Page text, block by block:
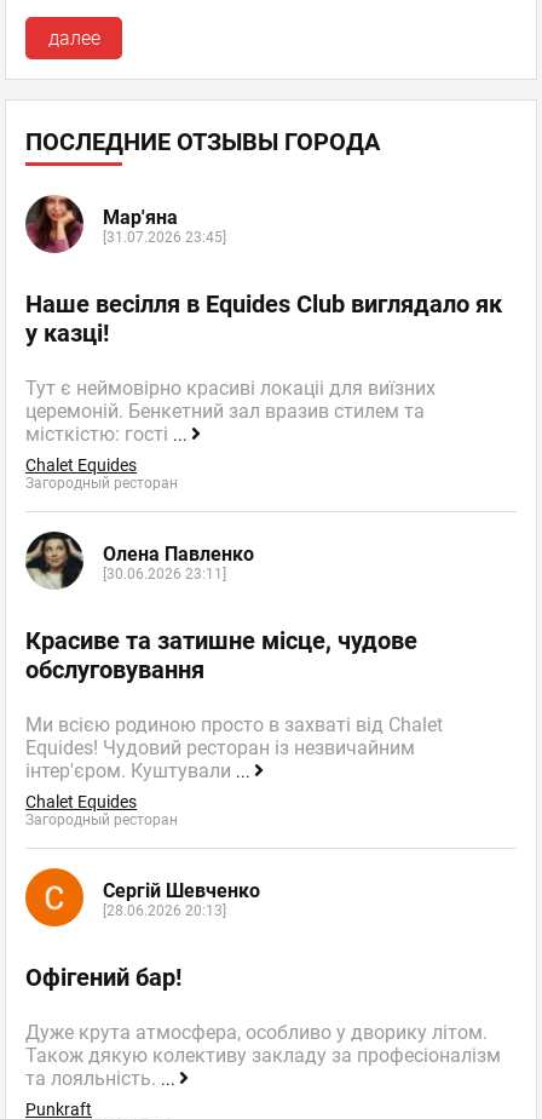
далее
ПОСЛЕДНИЕ ОТЗЫВЫ ГОРОДА
Мар'яна
[31.07.2026 23:45]
Наше весілля в Equides Club виглядало як
у казці!
Тут є неймовірно красиві локаціі для виїзних
церемоній. Бенкетний зал вразив стилем та
місткістю: гості ...
Chalet Equides
Загородный ресторан
Олена Павленко
[30.06.2026 23:11]
Красиве та затишне місце, чудове
обслуговування
Ми всією родиною просто в захваті від Chalet
Equides! Чудовий ресторан із незвичайним
інтер'єром. Куштували ...
Chalet Equides
Загородный ресторан
Сергій Шевченко
[28.06.2026 20:13]
Офігений бар!
Дуже крута атмосфера, особливо у дворику літом.
Також дякую колективу закладу за професіоналізм
та лояльність. ...
Punkraft